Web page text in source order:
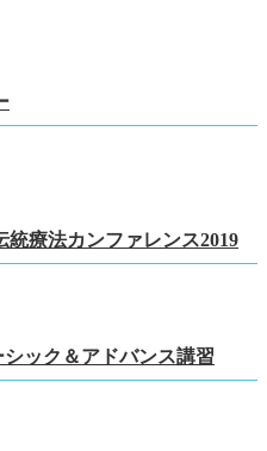
療法カンファレンス2019
ック＆アドバンス講習